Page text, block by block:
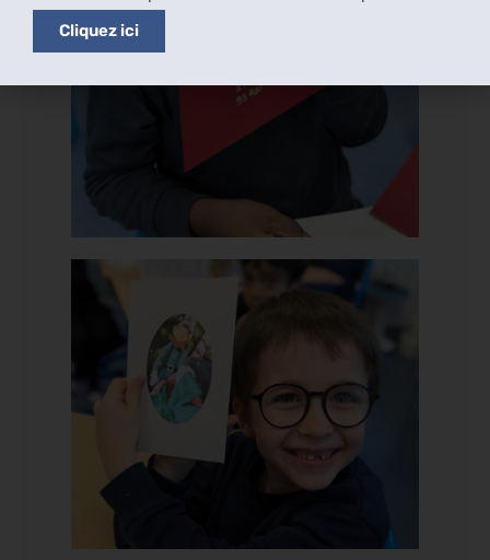
Cliquez ici